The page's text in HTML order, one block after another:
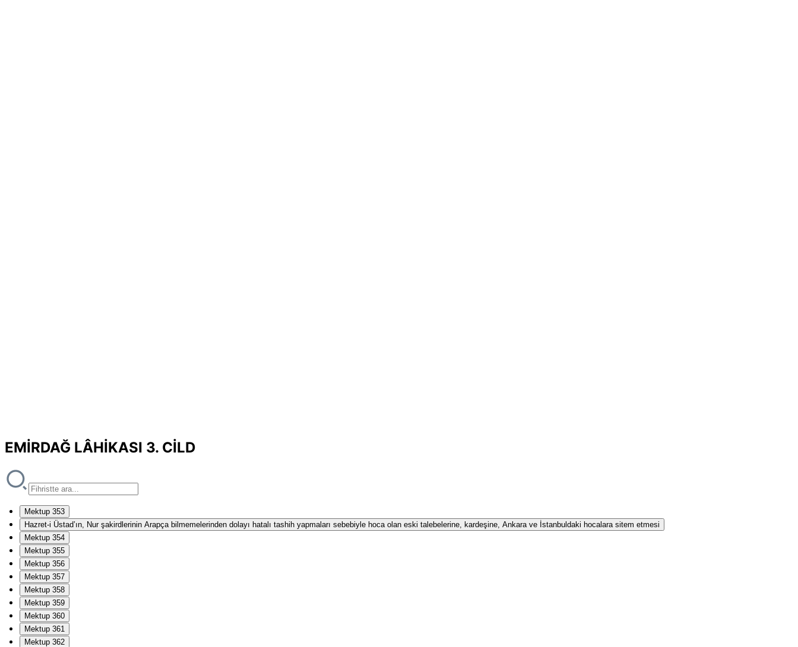
EMİRDAĞ LÂHİKASI 3. CİLD
Mektup 353
Hazret-i Üstad’ın, Nur şakirdlerinin Arapça bilmemelerinden dolayı hatalı tashih yapmaları sebebiyle hoca olan eski talebelerine, kardeşine, Ankara ve İstanbuldaki hocalara sitem etmesi
Mektup 354
Mektup 355
Mektup 356
Mektup 357
Mektup 358
Mektup 359
Mektup 360
Mektup 361
Mektup 362